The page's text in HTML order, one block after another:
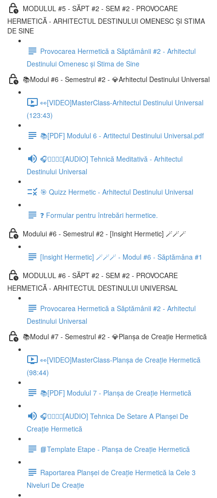
MODULUL #5 - SĂPT #2 - SEM #2 - PROVOCARE
HERMETICĂ - ARHITECTUL DESTINULUI OMENESC ȘI STIMA
DE SINE
Provocarea Hermetică a Săptămânii #2 - Arhitectul
Destinului Omenesc și Stima de Sine
📚Modul #6 - Semestrul #2 - 💎Arhitectul Destinului Universal
👀[VIDEO]MasterClass-Arhitectul Destinului Universal
(123:43)
📚[PDF] Modulul 6 - Artitectul Destinului Universal.pdf
🎧🧘‍♂️🧘‍♀️[AUDIO] Tehnică Meditativă - Arhitectul
Destinului Universal
🎯 Quizz Hermetic - Arhitectul Destinului Universal
❓ Formular pentru întrebări hermetice.
Modului #6 - Semestrul #2 - [Insight Hermetic] 🪄🪄🪄
[Insight Hermetic] 🪄🪄🪄 - Modul #6 - Săptămâna #1
MODULUL #6 - SĂPT #2 - SEM #2 - PROVOCARE
HERMETICĂ - ARHITECTUL DESTINULUI UNIVERSAL
Provocarea Hermetică a Săptămânii #2 - Arhitectul
Destinului Universal
📚Modul #7 - Semestrul #2 - 💎Planșa de Creație Hermetică
👀[VIDEO]MasterClass-Planșa de Creație Hermetică
(98:44)
📚[PDF] Modulul 7 - Planșa de Creație Hermetică
🎧🧘‍♂️🧘‍♀️[AUDIO] Tehnica De Setare A Planșei De
Creație Hermetică
📘Template Etape - Planșa de Creație Hermetică
Raportarea Planșei de Creație Hermetică la Cele 3
Niveluri De Creație